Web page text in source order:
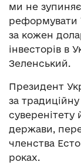
ми не
реформувати
за кожен
інвесторів в
Зеленський.
Президент
за
суверенітету
держави,
членства
роках.